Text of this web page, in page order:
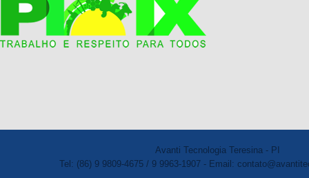
Avanti Tecnologia Teresina - PI
Tel: (86) 9 9809-4675 / 9 9963-1907 - Email: